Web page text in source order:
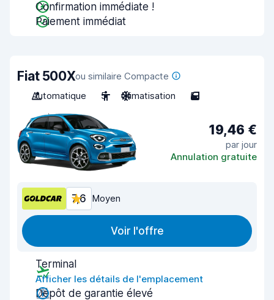
Confirmation immédiate !
Paiement immédiat
Fiat 500Xou similaire Compacte
Automatique
5 Climatisation 5
19,46 €
par jour
Annulation gratuite
7,6 Moyen
Voir l'offre
Terminal
Afficher les détails de l'emplacement
Dépôt de garantie élevé